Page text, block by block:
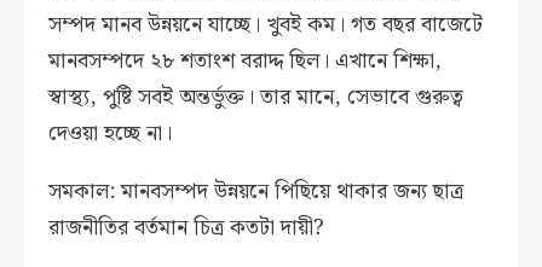
সম্পদ মানব উন্নয়নে যাচ্ছে। খুবই কম। গত বছর বাজেটে
মানবসম্পদে ২৮ শতাংশ বরাদ্দ ছিল। এখানে শিক্ষা,
স্বাস্থ্য, পুষ্টি সবই অন্তর্ভুক্ত। তার মানে, সেভাবে গুরুত্ব
দেওয়া হচ্ছে না।
সমকাল: মানবসম্পদ উন্নয়নে পিছিয়ে থাকার জন্য ছাত্র
রাজনীতির বর্তমান চিত্র কতটা দায়ী?